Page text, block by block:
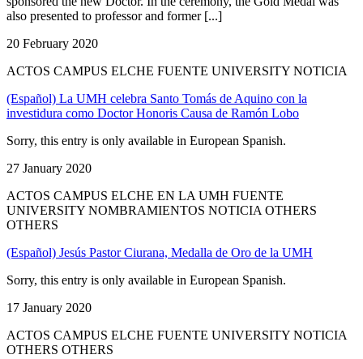
also presented to professor and former [...]
20 February 2020
ACTOS CAMPUS ELCHE FUENTE UNIVERSITY NOTICIA
(Español) La UMH celebra Santo Tomás de Aquino con la
investidura como Doctor Honoris Causa de Ramón Lobo
Sorry, this entry is only available in European Spanish.
27 January 2020
ACTOS CAMPUS ELCHE EN LA UMH FUENTE
UNIVERSITY NOMBRAMIENTOS NOTICIA OTHERS
OTHERS
(Español) Jesús Pastor Ciurana, Medalla de Oro de la UMH
Sorry, this entry is only available in European Spanish.
17 January 2020
ACTOS CAMPUS ELCHE FUENTE UNIVERSITY NOTICIA
OTHERS OTHERS